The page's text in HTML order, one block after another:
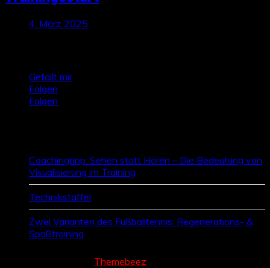
4. März 2025
Gefällt mir
Folgen
Folgen
Coachingtipp: Sehen statt Hören – Die Bedeutung von
Visualisierung im Training
Technikstaffel
Zwei Varianten des Fußballtennis: Regenerations- &
Spaßtraining
Themebeez